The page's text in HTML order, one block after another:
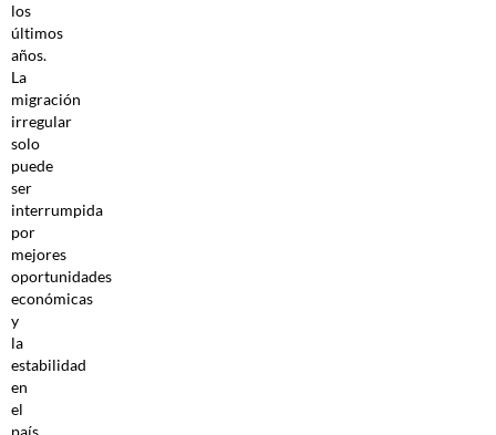
los
últimos
años.
La
migración
irregular
solo
puede
ser
interrumpida
por
mejores
oportunidades
económicas
y
la
estabilidad
en
el
país